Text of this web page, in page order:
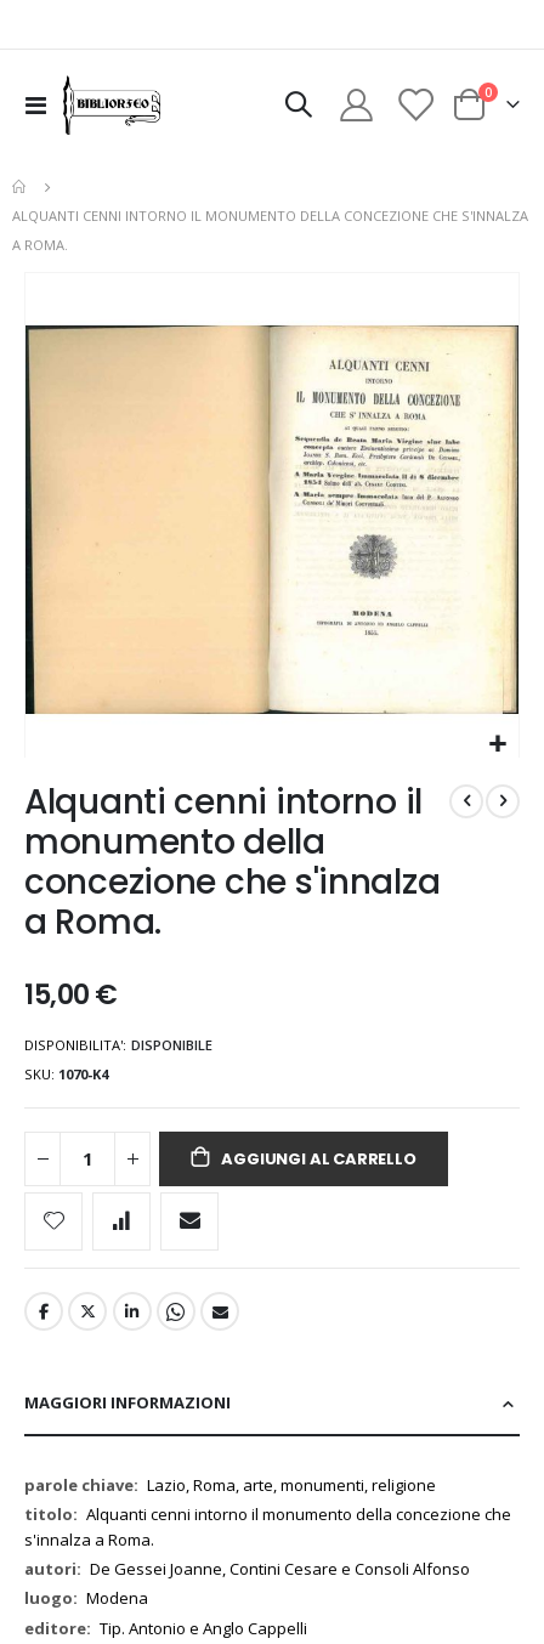
Toggle
Nav
Cart
0elementi
ALQUANTI CENNI INTORNO IL MONUMENTO DELLA CONCEZIONE CHE S'INNALZA
A ROMA.
fine
galleria
di
all'inizio
della
galleria
di
immagini
Alquanti cenni intorno il
monumento della
concezione che s'innalza
a Roma.
15,00 €
DISPONIBILITA': DISPONIBILE
SKU 1070-K4
AGGIUNGI AL CARRELLO
MAGGIORI INFORMAZIONI
Maggiori
Informazioni
Lazio, Roma, arte, monumenti, religione
Alquanti cenni intorno il monumento della concezione che
s'innalza a Roma.
De Gessei Joanne, Contini Cesare e Consoli Alfonso
Modena
Tip. Antonio e Anglo Cappelli